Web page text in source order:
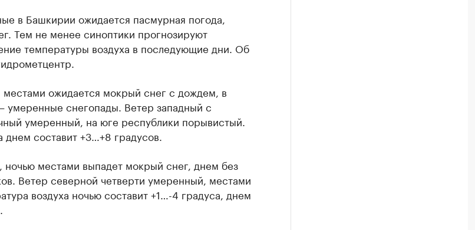
в Башкирии ожидается пасмурная погода,
Тем не менее синоптики прогнозируют
температуры воздуха в последующие дни. Об
местами ожидается мокрый снег с дождем, в
умеренные снегопады. Ветер западный с
умеренный, на юге республики порывистый.
днем составит +3…+8 градусов.
ночью местами выпадет мокрый снег, днем без
Ветер северной четверти умеренный, местами
воздуха ночью составит +1…-4 градуса, днем